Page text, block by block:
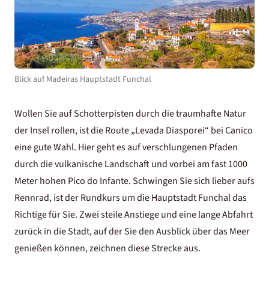
Blick auf Madeiras Hauptstadt Funchal
Wollen Sie auf Schotterpisten durch die traumhafte Natur
der Insel rollen, ist die Route „Levada Diasporei“ bei Canico
eine gute Wahl. Hier geht es auf verschlungenen Pfaden
durch die vulkanische Landschaft und vorbei am fast 1000
Meter hohen Pico do Infante. Schwingen Sie sich lieber aufs
Rennrad, ist der Rundkurs um die Hauptstadt Funchal das
Richtige für Sie. Zwei steile Anstiege und eine lange Abfahrt
zurück in die Stadt, auf der Sie den Ausblick über das Meer
genießen können, zeichnen diese Strecke aus.